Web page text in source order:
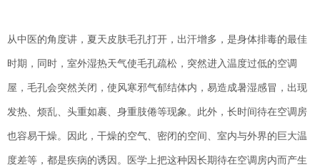
从中医的角度讲，夏天皮肤毛孔打开，出汗增多，是身体排毒的最佳
时期，同时，室外湿热天气使毛孔疏松，突然进入温度过低的空调
屋，毛孔会突然关闭，使风寒邪气郁结体内，易造成暑湿感冒，出现
发热、烦乱、头重如裹、身重肢倦等现象。此外，长时间待在空调房
也容易干燥。因此，干燥的空气、密闭的空间、室内与外界的巨大温
度差等，都是疾病的诱因。医学上把这种因长期待在空调房内而产生